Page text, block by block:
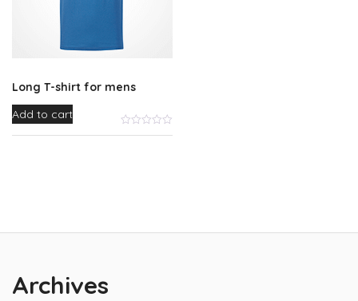
Long T-shirt for mens
Add to cart
Archives